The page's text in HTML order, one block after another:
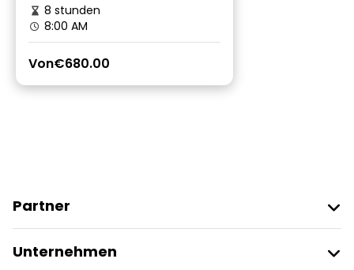
8 stunden
8:00 AM
Von€680.00
Partner
Anbieter-Anmeldung
Unternehmen